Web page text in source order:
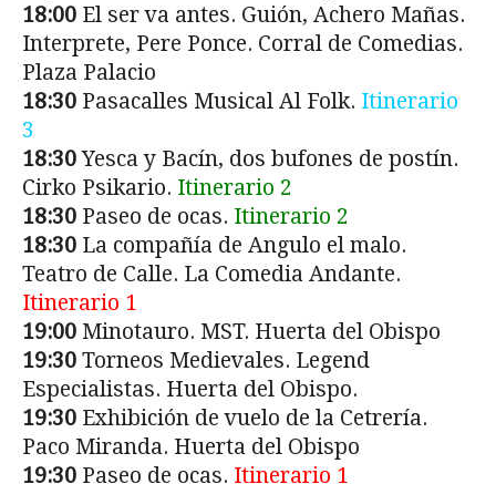
18:00 El ser va antes. Guión, Achero Mañas.
Interprete, Pere Ponce. Corral de Comedias.
Plaza Palacio
18:30 Pasacalles Musical Al Folk. Itinerario
3
18:30Yesca y Bacín, dos bufones de postín.
Cirko Psikario. Itinerario 2
18:30 Paseo de ocas. Itinerario 2
18:30 La compañía de Angulo el malo.
Teatro de Calle. La Comedia Andante.
Itinerario 1
19:00 Minotauro. MST. Huerta del Obispo
19:30 Torneos Medievales. Legend
Especialistas. Huerta del Obispo.
19:30 Exhibición de vuelo de la Cetrería.
Paco Miranda. Huerta del Obispo
19:30 Paseo de ocas. Itinerario 1